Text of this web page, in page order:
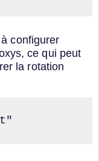
configurer
ce qui peut
la rotation